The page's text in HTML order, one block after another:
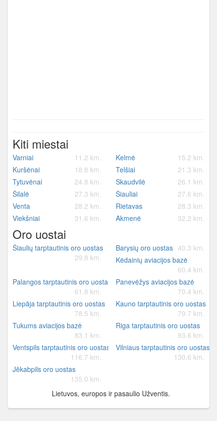
Kiti miestai
Varniai 11.2 km. Kelmė
15.2 km.
Kuršėnai
18.8 km. Telšiai
21.3 km.
Tytuvėnai
24.8 km. Skaudvilė
26.1 km.
Šilalė
27.3 km. Šiauliai
27.6 km.
Venta
28.2 km. Rietavas
28.3 km.
Viekšniai
31.6 km. Akmenė 32.2 km.
Oro uostai
Šiaulių tarptautinis oro uostas
29.8 km.
Barysių oro uostas 40.3 km.
Kėdainių aviacijos bazė
60.4 km.
Palangos tarptautinis oro uostas
61.8 km.
Panevėžys aviacijos bazė
70.4 km.
Liepāja tarptautinis oro uostas
78.5 km.
Kauno tarptautinis oro uostas
79.7 km.
Tukums aviacijos bazė
83.1 km.
Riga tarptautinis oro uostas
93.6 km.
Ventspils tarptautinis oro uostas
116.7 km.
Vilniaus tarptautinis oro uostas
130.6 km.
Jēkabpils oro uostas
135.0 km.
Lietuvos, europos ir pasaulio Užventis.